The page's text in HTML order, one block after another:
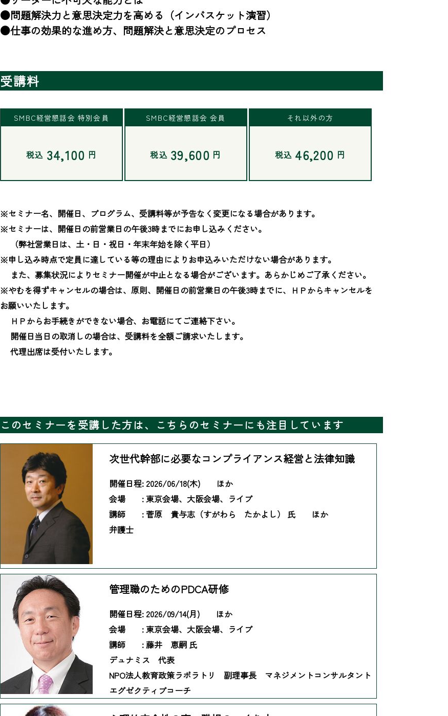
●問題解決力と意思決定力を高める（インバスケット演習）
●仕事の効果的な進め方、問題解決と意思決定のプロセス
受講料
SMBC経営懇話会 特別会員
税込 34,100 円
SMBC経営懇話会 会員
税込 39,600 円
それ以外の方
税込 46,200 円
※セミナー名、開催日、プログラム、受講料等が予告なく変更になる場合があります。
※セミナーは、開催日の前営業日の午後3時までにお申し込みください。
（弊社営業日は、土・日・祝日・年末年始を除く平日）
※申し込み時点で定員に達している等の理由によりお申込みいただけない場合があります。
また、募集状況によりセミナー開催が中止となる場合がございます。あらかじめご了承ください。
※やむを得ずキャンセルの場合は、原則、開催日の前営業日の午後3時までに、ＨＰからキャンセルを
お願いいたします。
ＨＰからお手続きができない場合、お電話にてご連絡下さい。
開催日当日の取消しの場合は、受講料を全額ご請求いたします。
代理出席は受付いたします。
このセミナーを受講した方は、こちらのセミナーにも注目しています
次世代幹部に必要なコンプライアンス経営と法律知識
開催日程: 2026/06/18(木) ほか
会場 : 東京会場、大阪会場、ライブ
講師 : 菅原 貴与志（すがわら たかよし） 氏 ほか
弁護士
管理職のためのPDCA研修
開催日程: 2026/09/14(月) ほか
会場 :東京会場、大阪会場、ライブ
講師 :藤井 恵嗣 氏
デュナミス 代表
NPO法人教育政策ラボラトリ 副理事長 マネジメントコンサルタント
エグゼクティブコーチ